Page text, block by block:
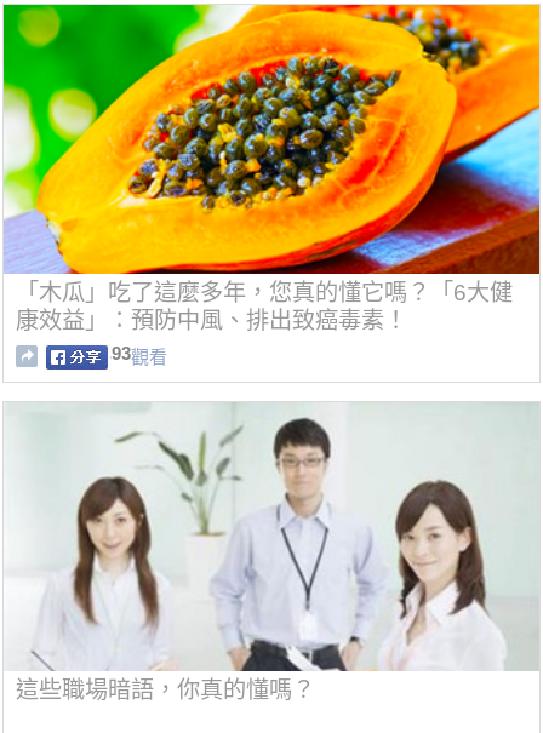
「木瓜」吃了這麼多年，您真的懂它嗎？「6大健
康效益」：預防中風、排出致癌毒素！
93觀看
這些職場暗語，你真的懂嗎？